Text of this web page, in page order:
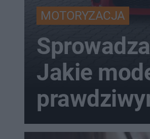
MOTORYZACJA
Jakie
rynku